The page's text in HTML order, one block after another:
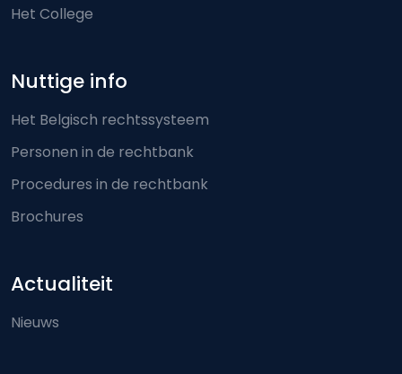
Het College
Nuttige info
Het Belgisch rechtssysteem
Personen in de rechtbank
Procedures in de rechtbank
Brochures
Actualiteit
Nieuws